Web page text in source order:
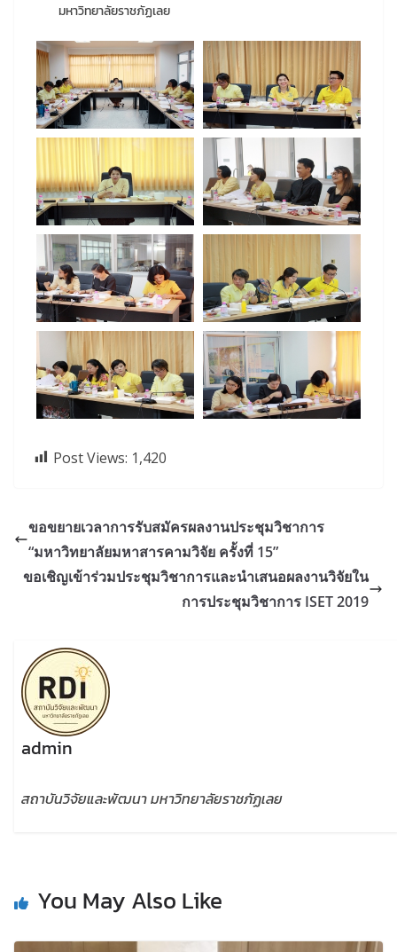
มหาวิทยาลัยราชภัฏเลย
Post Views: 1,420
ขอขยายเวลาการรับสมัครผลงานประชุมวิชาการ
“มหาวิทยาลัยมหาสารคามวิจัย ครั้งที่ 15”
ขอเชิญเข้าร่วมประชุมวิชาการและนำเสนอผลงานวิจัยใน
การประชุมวิชาการ ISET 2019
admin
สถาบันวิจัยและพัฒนา มหาวิทยาลัยราชภัฏเลย
You May Also Like